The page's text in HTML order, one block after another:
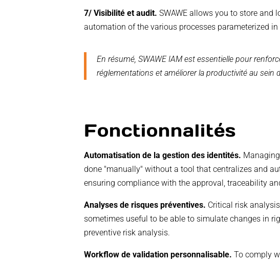
7/ Visibilité et audit. SWAWE allows you to store
automation of the various processes parameterized
En résumé, SWAWE IAM est essentielle pour
réglementations et améliorer la productivité au sein
Fonctionnalités
Automatisation de la gestion des identités.
done "manually" without a tool that centralizes and
ensuring compliance with the approval, traceability
Analyses de risques préventives. Critical risk
sometimes useful to be able to simulate changes in
preventive risk analysis.
Workflow de validation personnalisable. To comply